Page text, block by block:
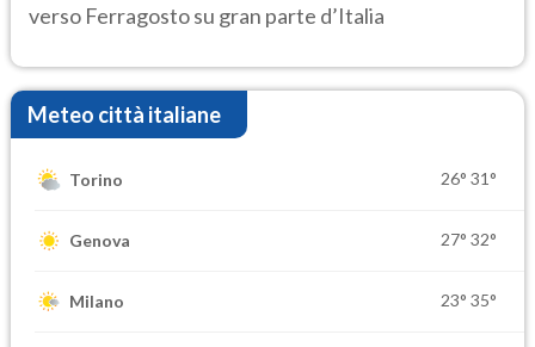
verso Ferragosto su gran parte d’Italia
Meteo città italiane
Torino 26° 31°
Genova 27° 32°
Milano 23° 35°